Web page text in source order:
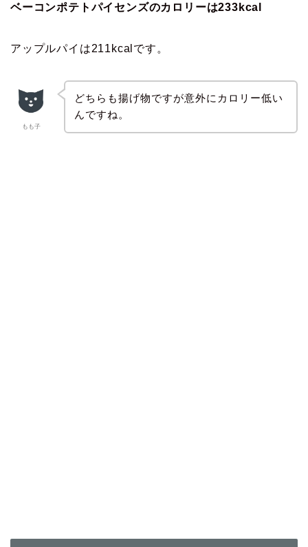
ベーコンポテトパイセンズのカロリーは233kcal
アップルパイは211kcalです。
もも子
どちらも揚げ物ですが意外にカロリー低い
んですね。